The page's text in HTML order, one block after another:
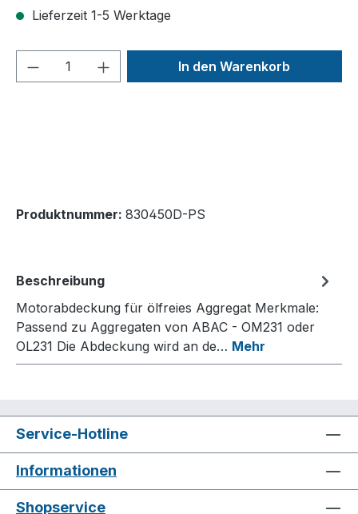
Lieferzeit 1-5 Werktage
Produkt Anzahl: Gib denIn den Warenkorb
Produktnummer: 830450D-PS
Beschreibung
Motorabdeckung für ölfreies Aggregat Merkmale:
Passend zu Aggregaten von ABAC - OM231 oder
OL231 Die Abdeckung wird an de… Mehr
Service-Hotline
Informationen
Shopservice